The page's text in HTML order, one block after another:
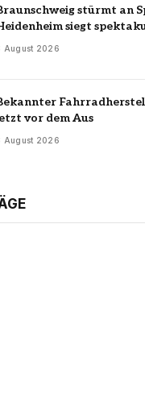
stürmt an
siegt
August 2026
vor dem Aus
August 2026